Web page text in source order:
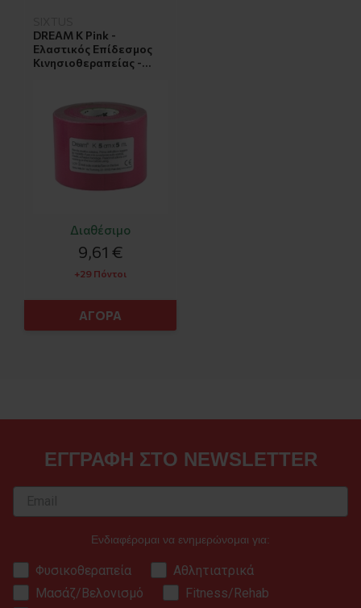
DREAM K Pink -
Ελαστικός Επίδεσμος
Κινησιοθεραπείας -
Διαθέσιμο
9,61 €
+29 Πόντοι
ΑΓΟΡΑ
ΕΓΓΡΑΦΗ ΣΤΟ NEWSLETTER
Ενδιαφέρομαι να ενημερώνομαι για:
Φυσικοθεραπεία
Αθλητιατρικά
Μασάζ/Βελονισμό
Fitness/Rehab